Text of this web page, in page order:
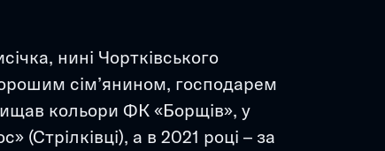
нині Чортківського
сім’янином, господарем
кольори ФК «Борщів», у
(Стрілківці), а в 2021 році – за